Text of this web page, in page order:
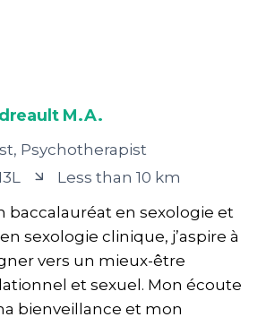
M.A.
Psychotherapist
Less than 10 km
baccalauréat en sexologie et
sexologie clinique, j’aspire à
vers un mieux-être
et sexuel. Mon écoute
bienveillance et mon